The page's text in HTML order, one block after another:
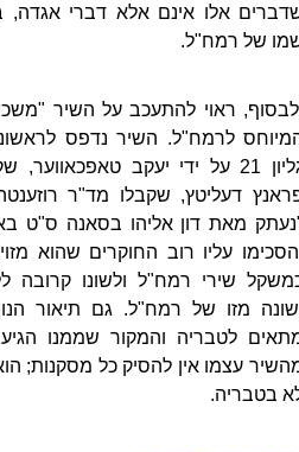
אלו אינם אלא דברי
של רמח"ל.
ראוי להתעכב על השיר
לרמח"ל. השיר נדפס
גליון 21 על ידי יעקב
דעליטץ, שקבלו מד"ר
מאת דון אליהו בסאנה ס"ט
עליו רוב החוקרים שהוא
שירי רמח"ל ולשונו קרובה
מזו של רמח"ל. גם תיאור הנוף
לטבריה והמקור שממנו
עצמו אין להסיק כל מסקנות;
בטבריה.